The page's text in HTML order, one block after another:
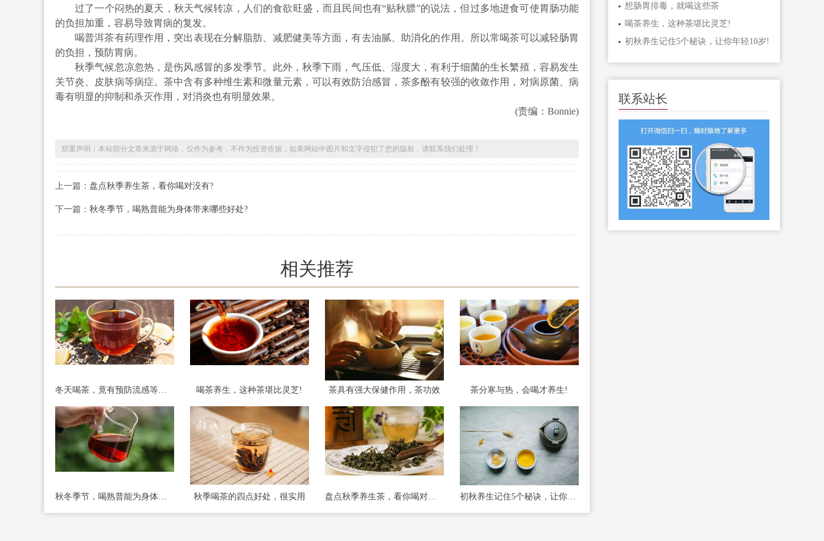
过了一个闷热的夏天，秋天气候转凉，人们的食欲旺盛，而且民间也有“贴秋膘”的说法，但过多地进食可使胃肠功能
的负担加重，容易导致胃病的复发。
喝普洱茶有药理作用，突出表现在分解脂肪、减肥健美等方面，有去油腻、助消化的作用。所以常喝茶可以减轻肠胃
的负担，预防胃病。
秋季气候忽凉忽热，是伤风感冒的多发季节。此外，秋季下雨，气压低、湿度大，有利于细菌的生长繁殖，容易发生
关节炎、皮肤病等病症。茶中含有多种维生素和微量元素，可以有效防治感冒，茶多酚有较强的收敛作用，对病原菌、病
毒有明显的抑制和杀灭作用，对消炎也有明显效果。
(责编：Bonnie)
郑重声明：本站部分文章来源于网络，仅作为参考，不作为投资依据，如果网站中图片和文字侵犯了您的版权，请联系我们处理！
上一篇： 盘点秋季养生茶，看你喝对没有?
下一篇： 秋冬季节，喝熟普能为身体带来哪些好处?
相关推荐
冬天喝茶，竟有预防流感等功效! 喝茶养生，这种茶堪比灵芝! 茶具有强大保健作用，茶功效 茶分寒与热，会喝才养生!
秋冬季节，喝熟普能为身体带来哪些好处? 秋季喝茶的四点好处，很实用 盘点秋季养生茶，看你喝对没有? 初秋养生记住5个秘诀，让你年轻10岁!
想肠胃排毒，就喝这些茶
喝茶养生，这种茶堪比灵芝!
初秋养生记住5个秘诀，让你年轻10岁!
联系站长